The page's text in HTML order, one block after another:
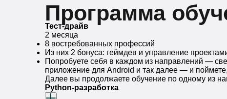
Программа
Тест-драйв
2 месяца
8 востребованных профессий
Из них 2 бонуса: геймдев и управление
Попробуете себя в каждом из направлений —
приложение для Android и так далее — и
Далее вы продолжаете обучение по одному из
Python-разработка